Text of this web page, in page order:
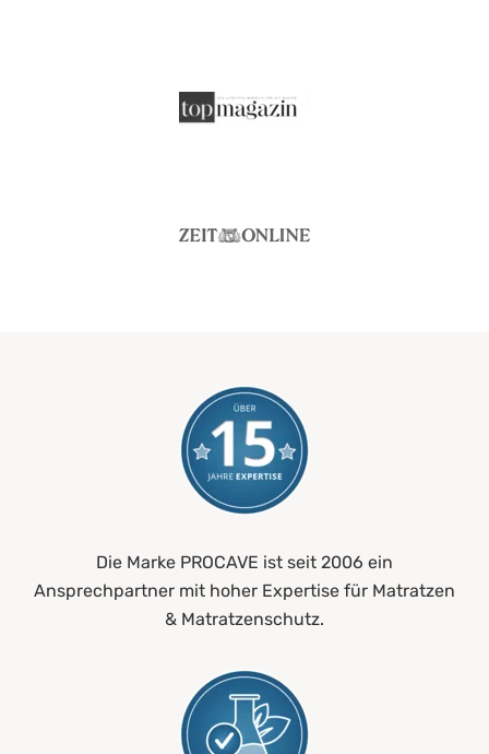
Die Marke PROCAVE ist seit 2006 ein
Ansprechpartner mit hoher Expertise für Matratzen
& Matratzenschutz.